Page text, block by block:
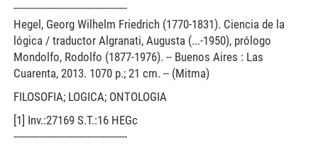
----------------------------------------
Hegel, Georg Wilhelm Friedrich (1770-1831). Ciencia de la
lógica / traductor Algranati, Augusta (...-1950), prólogo
Mondolfo, Rodolfo (1877-1976). -- Buenos Aires : Las
Cuarenta, 2013. 1070 p.; 21 cm. -- (Mitma)
FILOSOFIA; LOGICA; ONTOLOGIA
[1] Inv.:27169 S.T.:16 HEGc
----------------------------------------